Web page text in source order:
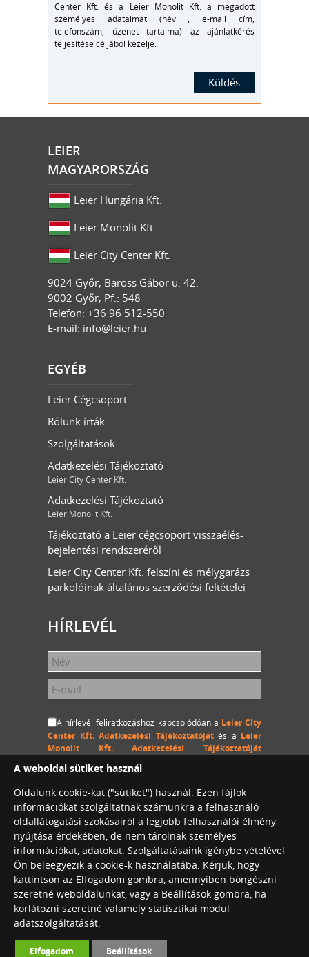
Center Kft. és a Leier Monolit Kft. a megadott
személyes adataimat (név , e-mail cím,
telefonszám, üzenet tartalma) az ajánlatkérés
teljesítése céljából kezelje.
LEIER
MAGYARORSZÁG
Leier Hungária Kft.
Leier Monolit Kft.
Leier City Center Kft.
9024 Győr, Baross Gábor u. 42.
9002 Győr, Pf.: 548
Telefon: +36 96 512-550
E-mail: info@leier.hu
EGYÉB
Leier Cégcsoport
Rólunk írták
Szolgáltatások
Adatkezelési Tájékoztató
Leier City Center Kft.
Adatkezelési Tájékoztató
Leier Monolit Kft.
Tájékoztató a Leier cégcsoport visszaélés-
bejelentési rendszeréről
Leier City Center Kft. felszíni és mélygarázs
parkolóinak általános szerződési feltételei
HÍRLEVÉL
A hírlevél feliratkozáshoz kapcsolódóan a Leier City
Center Kft. Adatkezelési Tájékoztatójátés a Leier
Monolit Kft. Adatkezelési Tájékoztatóját
Kft. és a Leier Monolit Kft. a megadott személyes
visszavonásig kezelje, a megadott e-mail címemre
hírlevelet küldjön.
Leier City Center Café
Konferenciaterem bérlés
©2026. Leier International. Minden jog
A weboldal sütiket használ
Oldalunk cookie-kat ("sütiket") használ. Ezen fájlok
információkat szolgáltatnak számunkra a felhasználó
oldallátogatási szokásairól a legjobb felhasználói élmény
nyújtása érdekében, de nem tárolnak személyes
információkat, adatokat. Szolgáltatásaink igénybe vételével
Ön beleegyezik a cookie-k használatába. Kérjük, hogy
kattintson az Elfogadom gombra, amennyiben böngészni
szeretné weboldalunkat, vagy a Beállítások gombra, ha
korlátozni szeretné valamely statisztikai modul
adatszolgáltatását.
Elfogadom Beállítások